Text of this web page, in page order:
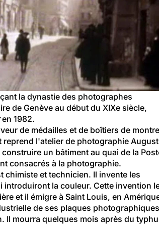
la dynastie des photographes
de Genève au début du XIXe siècle,
en 1982.
de médailles et de boîtiers de
l'atelier de photographie
un bâtiment au quai de la
consacrés à la photographie.
chimiste et technicien. Il invente les
la couleur. Cette invention
et il émigre à Saint Louis, en
de ses plaques photographiques
Il mourra quelques mois après du